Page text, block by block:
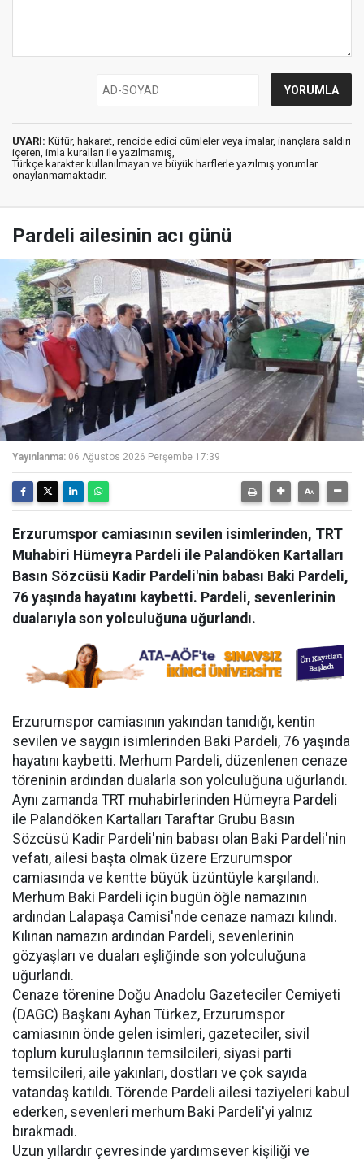
UYARI: Küfür, hakaret, rencide edici cümleler veya imalar, inançlara saldırı
içeren, imla kuralları ile yazılmamış,
Türkçe karakter kullanılmayan ve büyük harflerle yazılmış yorumlar
onaylanmamaktadır.
Pardeli ailesinin acı günü
Yayınlanma: 06 Ağustos 2026 Perşembe 17:39
Erzurumspor camiasının sevilen isimlerinden, TRT
Muhabiri Hümeyra Pardeli ile Palandöken Kartalları
Basın Sözcüsü Kadir Pardeli'nin babası Baki Pardeli,
76 yaşında hayatını kaybetti. Pardeli, sevenlerinin
dualarıyla son yolculuğuna uğurlandı.
Erzurumspor camiasının yakından tanıdığı, kentin
sevilen ve saygın isimlerinden Baki Pardeli, 76 yaşında
hayatını kaybetti. Merhum Pardeli, düzenlenen cenaze
töreninin ardından dualarla son yolculuğuna uğurlandı.
Aynı zamanda TRT muhabirlerinden Hümeyra Pardeli
ile Palandöken Kartalları Taraftar Grubu Basın
Sözcüsü Kadir Pardeli'nin babası olan Baki Pardeli'nin
vefatı, ailesi başta olmak üzere Erzurumspor
camiasında ve kentte büyük üzüntüyle karşılandı.
Merhum Baki Pardeli için bugün öğle namazının
ardından Lalapaşa Camisi'nde cenaze namazı kılındı.
Kılınan namazın ardından Pardeli, sevenlerinin
gözyaşları ve duaları eşliğinde son yolculuğuna
uğurlandı.
Cenaze törenine Doğu Anadolu Gazeteciler Cemiyeti
(DAGC) Başkanı Ayhan Türkez, Erzurumspor
camiasının önde gelen isimleri, gazeteciler, sivil
toplum kuruluşlarının temsilcileri, siyasi parti
temsilcileri, aile yakınları, dostları ve çok sayıda
vatandaş katıldı. Törende Pardeli ailesi taziyeleri kabul
ederken, sevenleri merhum Baki Pardeli'yi yalnız
bırakmadı.
Uzun yıllardır çevresinde yardımsever kişiliği ve